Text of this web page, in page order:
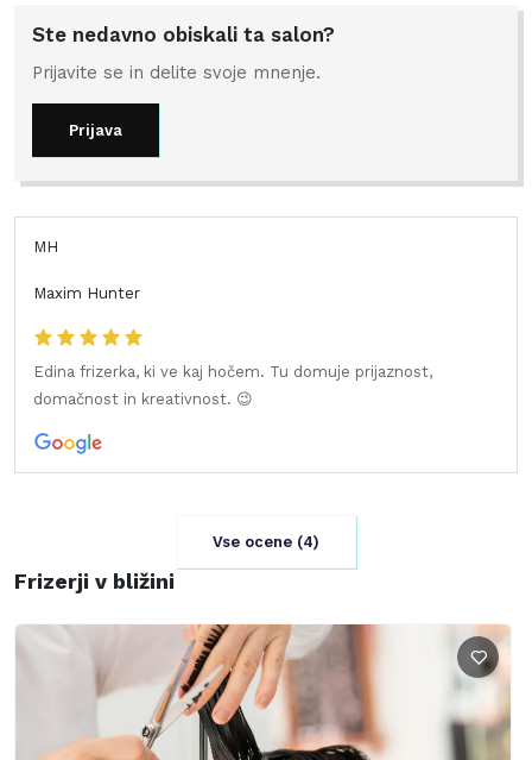
Ste nedavno obiskali ta salon?
Prijavite se in delite svoje mnenje.
Prijava
MH
Maxim Hunter
Edina frizerka, ki ve kaj hočem. Tu domuje prijaznost,
domačnost in kreativnost. 😉
Vse ocene (4)
Frizerji v bližini